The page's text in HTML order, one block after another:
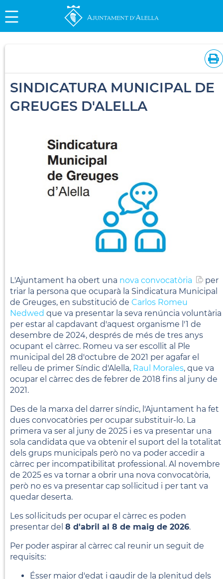
SINDICATURA MUNICIPAL DE
GREUGES D'ALELLA
L'Ajuntament ha obert una nova convocatòria
per
triar la persona que ocuparà la Sindicatura Municipal
de Greuges, en substitució de Carlos Romeu
Nedwed que va presentar la seva renúncia voluntària
per estar al capdavant d'aquest organisme l'1 de
desembre de 2024, després de més de tres anys
ocupant el càrrec. Romeu va ser escollit al Ple
municipal del 28 d'octubre de 2021 per agafar el
relleu de primer Síndic d'Alella, Raul Morales, que va
ocupar el càrrec des de febrer de 2018 fins al juny de
2021.
Des de la marxa del darrer síndic, l'Ajuntament ha fet
dues convocatòries per ocupar substituir-lo. La
primera va ser al juny de 2025 i es va presentar una
sola candidata que va obtenir el suport del la totalitat
dels grups municipals però no va poder accedir a
càrrec per incompatibilitat professional. Al novembre
de 2025 es va tornar a obrir una nova convocatòria,
però no es va presentar cap sol·licitud i per tant va
quedar deserta.
Les sol·licituds per ocupar el càrrec es poden
presentar del 8 d'abril al 8 de maig de 2026.
Per poder aspirar al càrrec cal reunir un seguit de
requisits:
Ésser major d'edat i gaudir de la plenitud dels